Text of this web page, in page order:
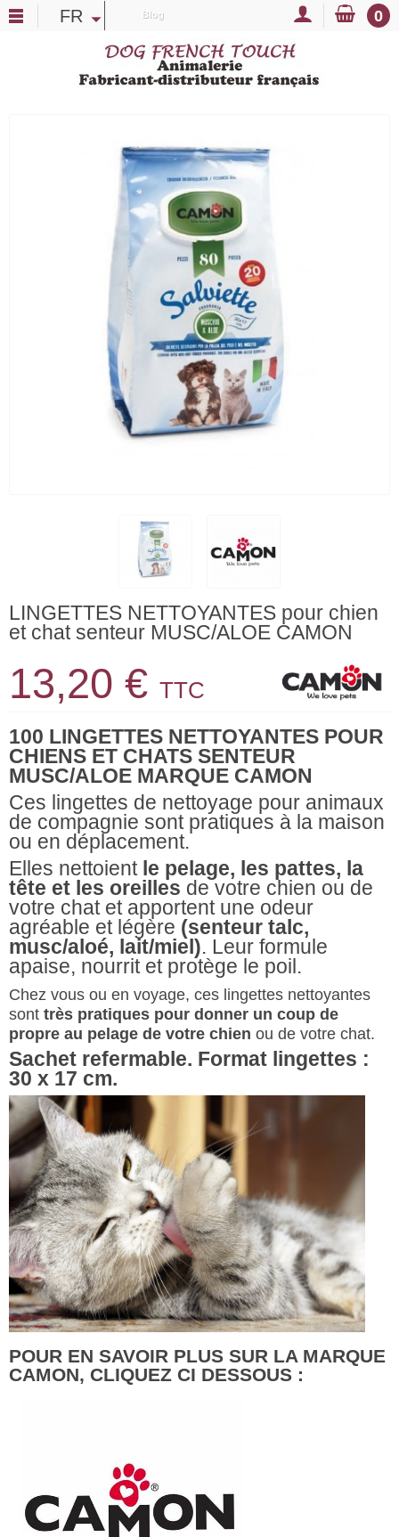
FR Blog 0
LINGETTES NETTOYANTES pour chien
et chat senteur MUSC/ALOE CAMON
13,20 € TTC
100 LINGETTES NETTOYANTES POUR
CHIENS ET CHATS SENTEUR
MUSC/ALOE MARQUE CAMON
Ces lingettes de nettoyage pour animaux
de compagnie sont pratiques à la maison
ou en déplacement.
Elles nettoient le pelage, les pattes, la
tête et les oreilles de votre chien ou de
votre chat et apportent une odeur
agréable et légère (senteur talc,
musc/aloé, lait/miel). Leur formule
apaise, nourrit et protège le poil.
Chez vous ou en voyage, ces lingettes nettoyantes
sont très pratiques pour donner un coup de
propre au pelage de votre chien ou de votre chat.
Sachet refermable. Format lingettes :
30 x 17 cm.
POUR EN SAVOIR PLUS SUR LA MARQUE
CAMON, CLIQUEZ CI DESSOUS :